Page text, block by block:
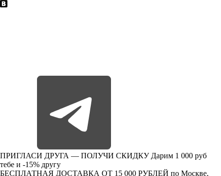
ПРИГЛАСИ ДРУГА — ПОЛУЧИ СКИДКУ Дарим 1 000 руб
тебе и -15% другу
БЕСПЛАТНАЯ ДОСТАВКА ОТ 15 000 РУБЛЕЙ по Москве,